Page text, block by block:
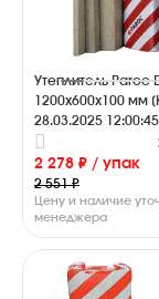
Утеплитель Paroc
1200х600х100 мм
28.03.2025
2 278 ₽ / упак
2 551 ₽
Цену и наличие
менеджера